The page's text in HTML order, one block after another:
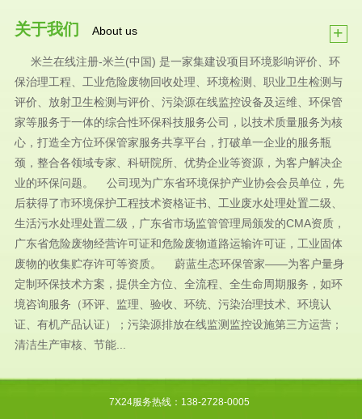
关于我们 About us +
米兰在线注册-米兰(中国) 是一家集建设项目环境影响评价、环
保治理工程、工业危险废物回收处理、环境检测、职业卫生检测与
评价、放射卫生检测与评价、污染源在线监控设备及运维、环保管
家等服务于一体的综合性环保科技服务公司，以技术质量服务为核
心，打造全方位环保管家服务共享平台，打破单一企业的服务瓶
颈，整合各领域专家、科研院所、优势企业等资源，为客户解决企
业的环保问题。 公司现为广东省环境保护产业协会会员单位，先
后获得了市环境保护工程技术资格证书、工业废水处理处置二级、
生活污水处理处置二级，广东省市场监管管理局颁发的CMA资质，
广东省危险废物经营许可证和危险废物道路运输许可证，工业固体
废物的收集贮存许可等资质。 蔚蓝生态环保管家——为客户量身
定制环保技术方案，提供全方位、全流程、全生命周期服务，如环
境咨询服务（环评、监理、验收、环统、污染治理技术、环境认
证、有机产品认证）；污染源排放在线监测监控设施第三方运营；
清洁生产审核、节能...
7X24服务热线：138-2728-0005